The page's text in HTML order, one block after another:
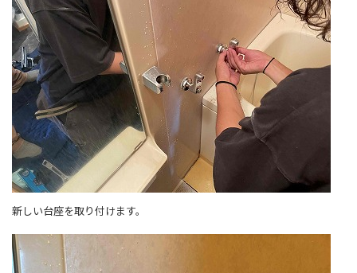
新しい台座を取り付けます。